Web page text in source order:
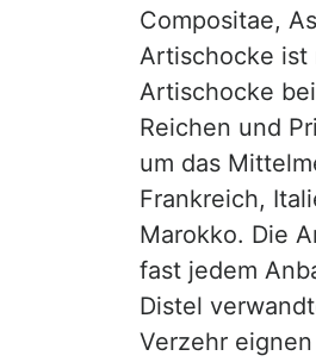
Compositae,
Artischocke ist
Artischocke
Reichen und
um das
Frankreich,
Marokko. Die
fast jedem
Distel
Verzehr